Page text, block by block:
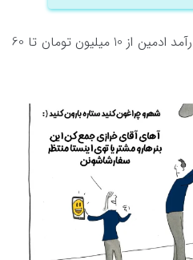
درآمد ادمین از 10 میلیون تومان تا 60